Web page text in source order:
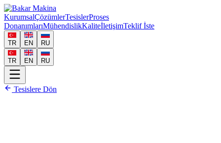
KurumsalÇözümlerTesislerProses
DonanımlarıMühendislikKaliteİletişimTeklif İste
TR EN RU
TR EN RU
Tesislere Dön